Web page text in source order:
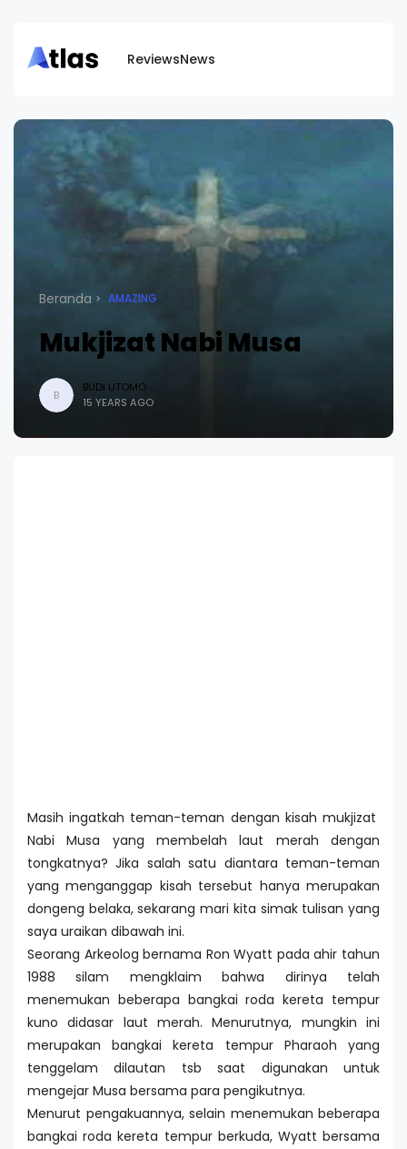
ReviewsNews
Beranda AMAZING
Mukjizat Nabi Musa
B
BUDI UTOMO
15 YEARS AGO
Masih ingatkah teman-teman dengan kisah mukjizat
Nabi Musa yang membelah laut merah dengan
tongkatnya? Jika salah satu diantara teman-teman
yang menganggap kisah tersebut hanya merupakan
dongeng belaka, sekarang mari kita simak tulisan yang
saya uraikan dibawah ini.
Seorang Arkeolog bernama Ron Wyatt pada ahir tahun
1988 silam mengklaim bahwa dirinya telah
menemukan beberapa bangkai roda kereta tempur
kuno didasar laut merah. Menurutnya, mungkin ini
merupakan bangkai kereta tempur Pharaoh yang
tenggelam dilautan tsb saat digunakan untuk
mengejar Musa bersama para pengikutnya.
Menurut pengakuannya, selain menemukan beberapa
bangkai roda kereta tempur berkuda, Wyatt bersama